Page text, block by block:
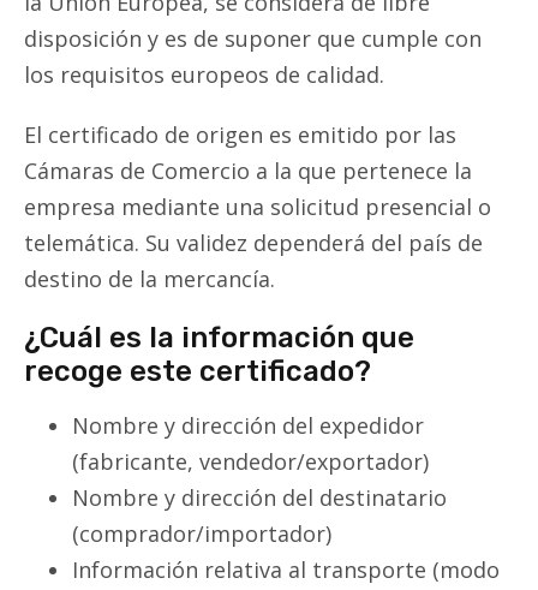
disposición y es de suponer que cumple con
los requisitos europeos de calidad.
El certificado de origen es emitido por las
Cámaras de Comercio a la que pertenece la
empresa mediante una solicitud presencial o
telemática. Su validez dependerá del país de
destino de la mercancía.
¿Cuál es la información que
recoge este certificado?
Nombre y dirección del expedidor
(fabricante, vendedor/exportador)
Nombre y dirección del destinatario
(comprador/importador)
Información relativa al transporte (modo